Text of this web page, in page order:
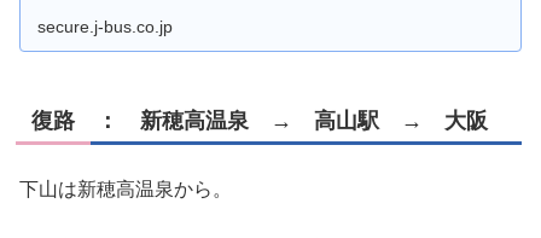
secure.j-bus.co.jp
復路 ： 新穂高温泉 → 高山駅 → 大阪
下山は新穂高温泉から。